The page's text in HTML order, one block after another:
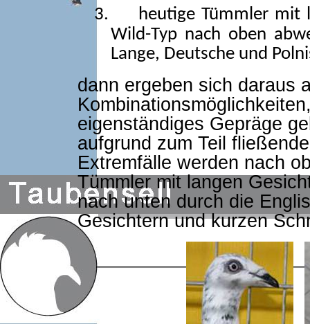
3.
heutige Tümmler mit
Wild-Typ nach oben
Lange, Deutsche und
dann ergeben sich daraus
eigenständiges Gepräge
aufgrund zum Teil
Extremfälle werden nach
Tümmler mit langen
nach unten durch die
Gesichtern und kurzen